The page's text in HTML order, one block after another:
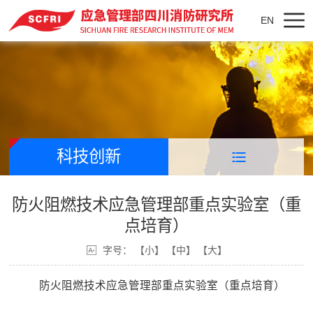
EN
科技创新
防火阻燃技术应急管理部重点实验室（重
点培育）
字号： 【小】 【中】 【大】
防火阻燃技术应急管理部重点实验室（重点培育）